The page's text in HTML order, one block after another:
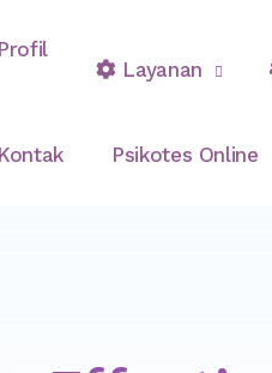
& Pelatihan
Layanan
Psikotes Online